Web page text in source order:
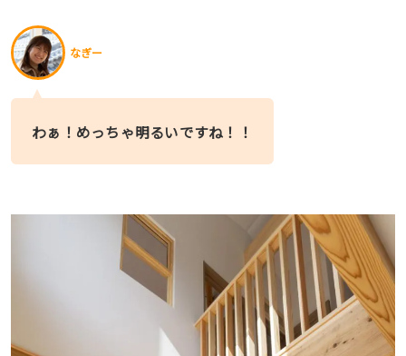
なぎー
わぁ！めっちゃ明るいですね！！